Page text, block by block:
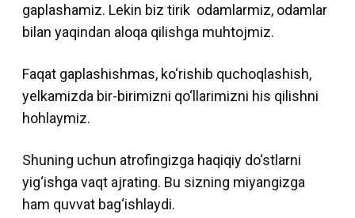
gaplashamiz. Lekin biz tirik odamlarmiz, odamlar
bilan yaqindan aloqa qilishga muhtojmiz.
Faqat gaplashishmas, ko‘rishib quchoqlashish,
yelkamizda bir-birimizni qo‘llarimizni his qilishni
hohlaymiz.
Shuning uchun atrofingizga haqiqiy do‘stlarni
yig‘ishga vaqt ajrating. Bu sizning miyangizga
ham quvvat bag‘ishlaydi.